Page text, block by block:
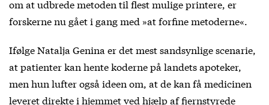
om at udbrede metoden til flest mulige printere, er
forskerne nu gået i gang med »at forfine metoderne«.
Ifølge Natalja Genina er det mest sandsynlige scenarie,
at patienter kan hente koderne på landets apoteker,
men hun lufter også ideen om, at de kan få medicinen
leveret direkte i hjemmet ved hjælp af fjernstyrede